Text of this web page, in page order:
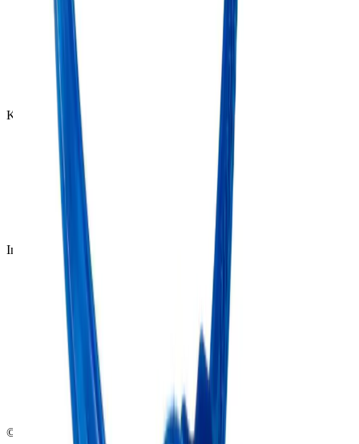
Ladingzekering
CMR Documenten
Verpakkingsproducten
Verzegelingen
Hijsmiddelen
Magazijn
Klantenservice
Veelgestelde vragen
Betaalwijze
Verzending
Levertijd
Klachten
Retourneren
Informatie
Wie zijn wij
Showroom
Vacatures
Onze klanten
Contact
Algemene voorwaarden
Privacy policy
Cookiebeleid
© 2026 BCF Products